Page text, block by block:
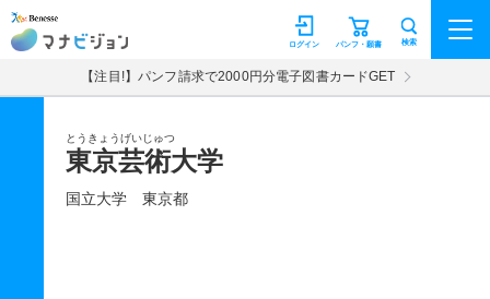
マナビジョン パンフ・願書
ログイン 検索
【注目!】パンフ請求で2000円分電子図書カードGET
とうきょうげいじゅつ
東京芸術大学
国立大学 東京都